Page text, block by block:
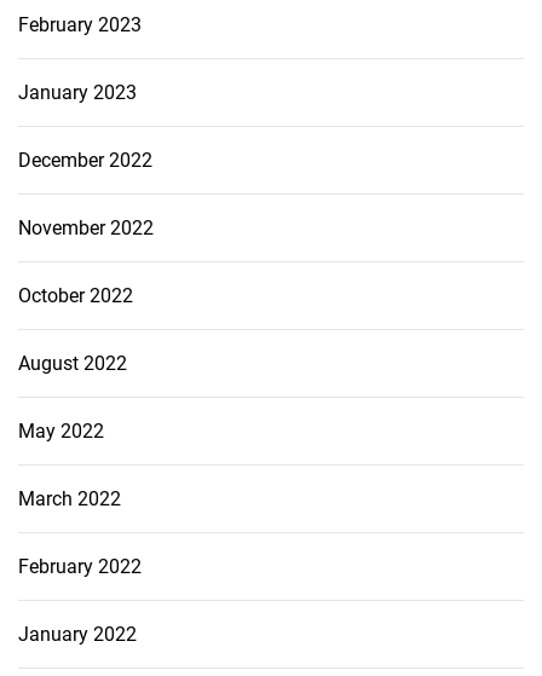
February 2023
January 2023
December 2022
November 2022
October 2022
August 2022
May 2022
March 2022
February 2022
January 2022